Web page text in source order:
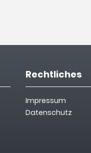
Rechtliches
Impressum
Datenschutz